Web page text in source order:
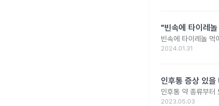
"빈속에 타이레
빈속에 타이레놀 먹
2024.01.31
인후통 증상 있
인후통 약 종류부터
2023.05.03